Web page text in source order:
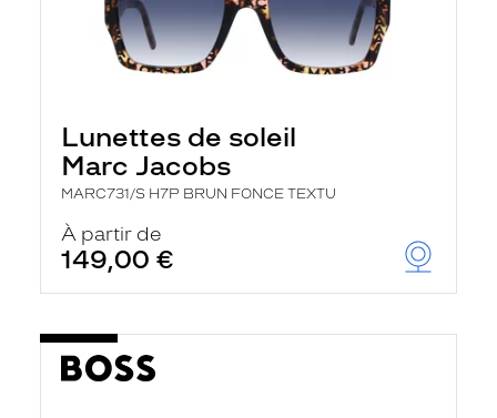
Lunettes de soleil
Marc Jacobs
MARC731/S H7P BRUN FONCE TEXTU
À partir de
149,00 €